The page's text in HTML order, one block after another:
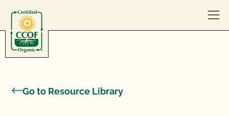
Go to Resource Library